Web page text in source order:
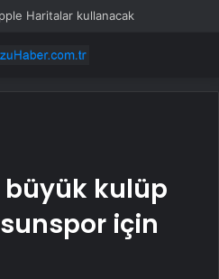
Haritalar kullanacak
büyük kulüp
için